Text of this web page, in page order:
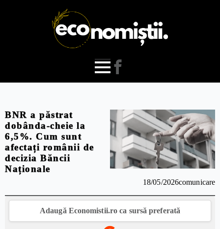
BNR a păstrat
dobânda-cheie la
6,5%. Cum sunt
afectați românii de
decizia Băncii
Naționale
18/05/2026comunicare
Adaugă Economistii.ro ca sursă preferată